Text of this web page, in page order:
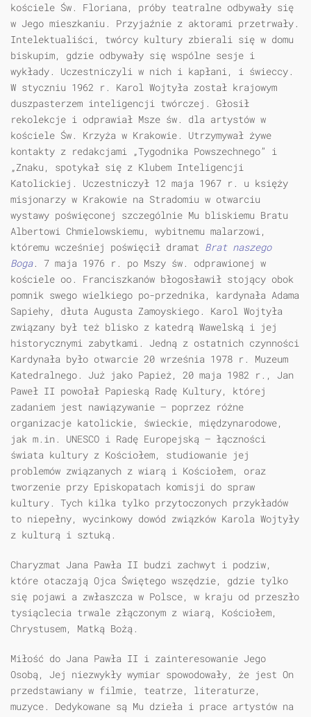
kościele Św. Floriana, próby teatralne odbywały się
w Jego mieszkaniu. Przyjaźnie z aktorami przetrwały.
Intelektualiści, twórcy kultury zbierali się w domu
biskupim, gdzie odbywały się wspólne sesje i
wykłady. Uczestniczyli w nich i kapłani, i świeccy.
W styczniu 1962 r. Karol Wojtyła został krajowym
duszpasterzem inteligencji twórczej. Głosił
rekolekcje i odprawiał Msze św. dla artystów w
kościele Św. Krzyża w Krakowie. Utrzymywał żywe
kontakty z redakcjami „Tygodnika Powszechnego” i
„Znaku, spotykał się z Klubem Inteligencji
Katolickiej. Uczestniczył 12 maja 1967 r. u księży
misjonarzy w Krakowie na Stradomiu w otwarciu
wystawy poświęconej szczególnie Mu bliskiemu Bratu
Albertowi Chmielowskiemu, wybitnemu malarzowi,
któremu wcześniej poświęcił dramat Brat naszego
Boga. 7 maja 1976 r. po Mszy św. odprawionej w
kościele oo. Franciszkanów błogosławił stojący obok
pomnik swego wielkiego po-przednika, kardynała Adama
Sapiehy, dłuta Augusta Zamoyskiego. Karol Wojtyła
związany był też blisko z katedrą Wawelską i jej
historycznymi zabytkami. Jedną z ostatnich czynności
Kardynała było otwarcie 20 września 1978 r. Muzeum
Katedralnego. Już jako Papież, 20 maja 1982 r., Jan
Paweł II powołał Papieską Radę Kultury, której
zadaniem jest nawiązywanie — poprzez różne
organizacje katolickie, świeckie, międzynarodowe,
jak m.in. UNESCO i Radę Europejską — łączności
świata kultury z Kościołem, studiowanie jej
problemów związanych z wiarą i Kościołem, oraz
tworzenie przy Episkopatach komisji do spraw
kultury. Tych kilka tylko przytoczonych przykładów
to niepełny, wycinkowy dowód związków Karola Wojtyły
z kulturą i sztuką.
Charyzmat Jana Pawła II budzi zachwyt i podziw,
które otaczają Ojca Świętego wszędzie, gdzie tylko
się pojawi a zwłaszcza w Polsce, w kraju od przeszło
tysiąclecia trwale złączonym z wiarą, Kościołem,
Chrystusem, Matką Bożą.
Miłość do Jana Pawła II i zainteresowanie Jego
Osobą, Jej niezwykły wymiar spowodowały, że jest On
przedstawiany w filmie, teatrze, literaturze,
muzyce. Dedykowane są Mu dzieła i prace artystów na